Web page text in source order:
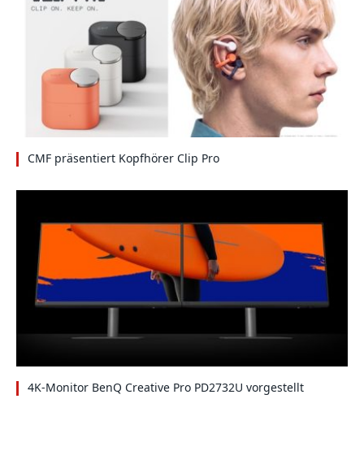
CMF präsentiert Kopfhörer Clip Pro
4K-Monitor BenQ Creative Pro PD2732U vorgestellt